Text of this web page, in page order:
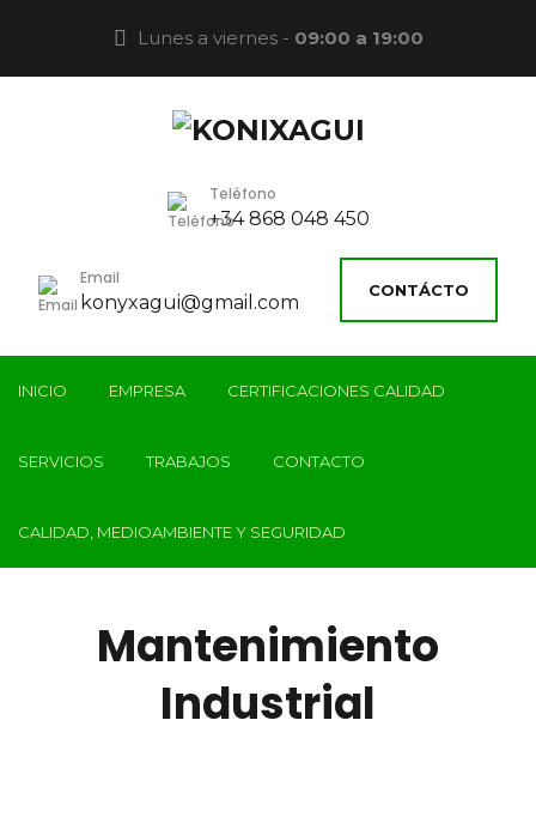
Lunes a viernes - 09:00 a 19:00
Teléfono
+34 868 048 450
Email
konyxagui@gmail.com
CONTÁCTO
INICIO EMPRESA CERTIFICACIONES CALIDAD
SERVICIOS TRABAJOS CONTACTO
CALIDAD, MEDIOAMBIENTE Y SEGURIDAD
Mantenimiento
Industrial